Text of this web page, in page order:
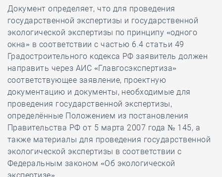
Документ определяет, что для проведения
государственной экспертизы и государственной
экологической экспертизы по принципу «одного
окна» в соответствии с частью 6.4 статьи 49
Градостроительного кодекса РФ заявитель должен
направить через АИС «Главгосэкспертиза»
соответствующее заявление, проектную
документацию и документы, необходимые для
проведения государственной экспертизы,
определённые Положением из постановления
Правительства РФ от 5 марта 2007 года № 145, а
также материалы для проведения государственной
экологической экспертизы в соответствии с
Федеральным законом «Об экологической